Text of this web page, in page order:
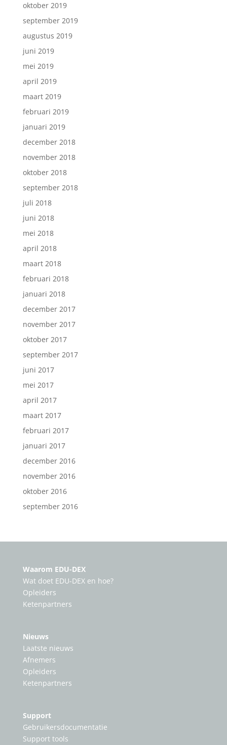
oktober 2019
september 2019
augustus 2019
juni 2019
mei 2019
april 2019
maart 2019
februari 2019
januari 2019
december 2018
november 2018
oktober 2018
september 2018
juli 2018
juni 2018
mei 2018
april 2018
maart 2018
februari 2018
januari 2018
december 2017
november 2017
oktober 2017
september 2017
juni 2017
mei 2017
april 2017
maart 2017
februari 2017
januari 2017
december 2016
november 2016
oktober 2016
september 2016
Waarom EDU-DEX
Wat doet EDU-DEX en hoe?
Opleiders
Ketenpartners
Nieuws
Laatste nieuws
Afnemers
Opleiders
Ketenpartners
Support
Gebruikersdocumentatie
Support tools